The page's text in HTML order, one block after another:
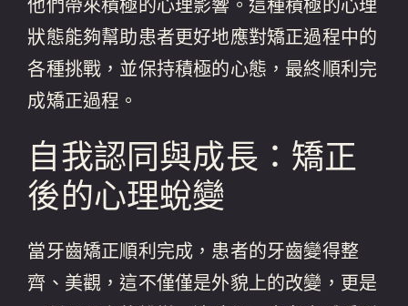
他們帶來積極的心理影響。這種積極的心理
狀態能夠幫助患者更好地應對矯正過程中的
各種挑戰，並保持積極的心態，最終順利完
成矯正過程。
自我認同與成長：矯正
後的心理蛻變
當牙齒矯正順利完成，患者的牙齒變得整
齊、美觀，這不僅僅是外貌上的改變，更是